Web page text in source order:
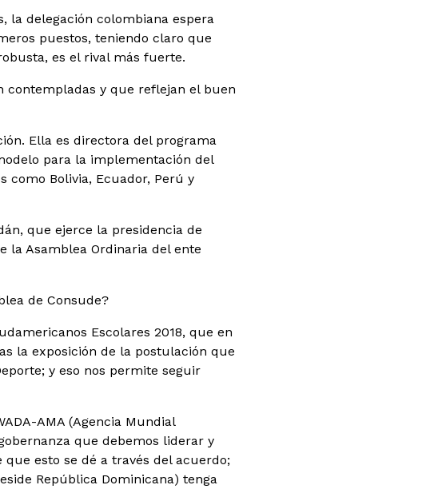
la delegación colombiana espera
puestos, teniendo claro que
es el rival más fuerte.
contempladas y que reflejan el buen
Ella es directora del programa
para la implementación del
como Bolivia, Ecuador, Perú y
que ejerce la presidencia de
la Asamblea Ordinaria del ente
de Consude?
Escolares 2018, que en
la exposición de la postulación que
y eso nos permite seguir
AMA (Agencia Mundial
que debemos liderar y
esto se dé a través del acuerdo;
República Dominicana) tenga